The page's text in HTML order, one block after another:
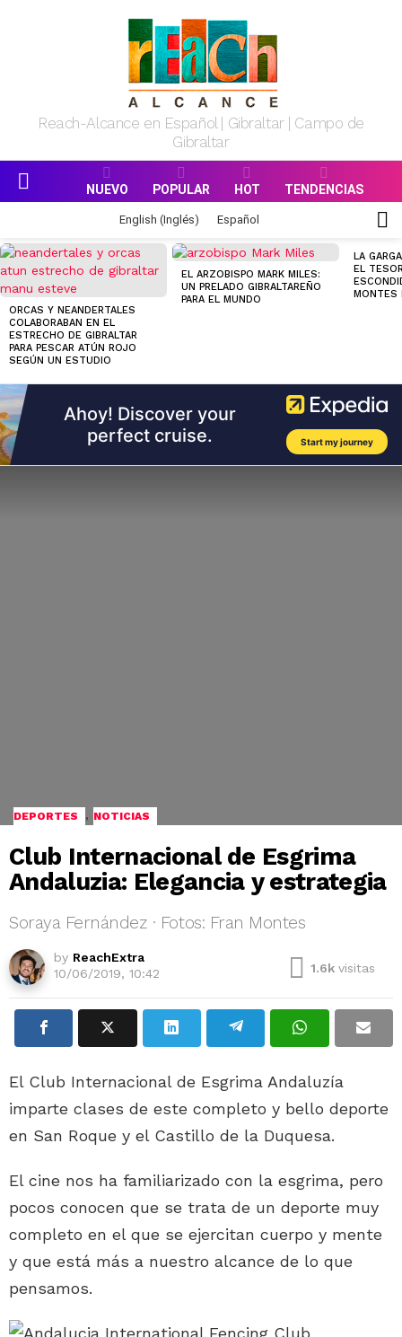
Reach-Alcance en Español | Gibraltar | Campo de
Gibraltar
NUEVO POPULAR HOT TENDENCIAS
English (Inglés) Español
MOST
STORIES
ORCAS Y NEANDERTALES
COLABORABAN EN EL
ESTRECHO DE GIBRALTAR
PARA PESCAR ATÚN ROJO
SEGÚN UN ESTUDIO
EL ARZOBISPO MARK MILES:
UN PRELADO GIBRALTAREÑO
PARA EL MUNDO
LA
EL
MONTES
DEPORTES , NOTICIAS
Club Internacional de Esgrima
Andaluzia: Elegancia y estrategia
Soraya Fernández · Fotos: Fran Montes
by ReachExtra
10/06/2019, 10:42
1.6k visitas
El Club Internacional de Esgrima Andaluzía
imparte clases de este completo y bello deporte
en San Roque y el Castillo de la Duquesa.
El cine nos ha familiarizado con la esgrima, pero
pocos conocen que se trata de un deporte muy
completo en el que se ejercitan cuerpo y mente
y que está más a nuestro alcance de lo que
pensamos.